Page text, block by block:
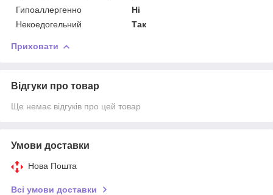
Гипоаллергенно
Ні
Некоедогельний
Так
Приховати
Відгуки про товар
Ще немає відгуків про цей товар
Умови доставки
Нова Пошта
Всі умови доставки